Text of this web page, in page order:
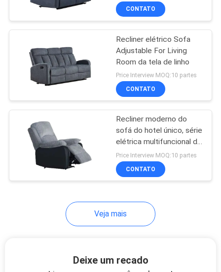
Retire o colchão do
sofá
Única cadeira
moderna de Seater
Sofá preguiçoso da
CONTATO
Recliner elétrico Sofa
Adjustable For Living
Room da tela de linho
Price Interview MOQ:10 partes
CONTATO
Recliner moderno do
sofá do hotel único, série
elétrica multifuncional do
Recliner
Price Interview MOQ:10 partes
CONTATO
Veja mais
Deixe um recado